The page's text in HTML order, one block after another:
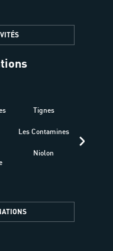
Tignes
Les Contamines
Niolon